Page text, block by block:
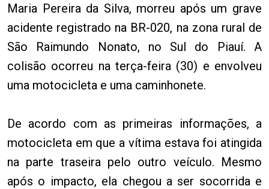
Maria Pereira da Silva, morreu após um grave
acidente registrado na BR-020, na zona rural de
São Raimundo Nonato, no Sul do Piauí. A
colisão ocorreu na terça-feira (30) e envolveu
uma motocicleta e uma caminhonete.
De acordo com as primeiras informações, a
motocicleta em que a vítima estava foi atingida
na parte traseira pelo outro veículo. Mesmo
após o impacto, ela chegou a ser socorrida e